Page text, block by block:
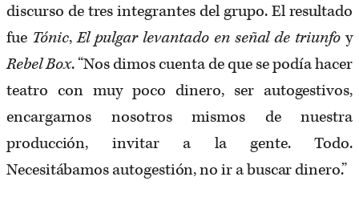
discurso de tres integrantes del grupo. El resultado
fue Tónic,El pulgar levantado en señal de triunfoy
Rebel Box. “Nos dimos cuenta de que se podía hacer
teatro con muy poco dinero, ser autogestivos,
encargarnos nosotros mismos de nuestra
producción, invitar a la gente. Todo.
Necesitábamos autogestión, no ir a buscar dinero.”